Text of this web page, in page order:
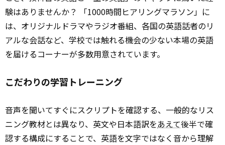
験はありませんか？ 「1000時間ヒアリングマラソン」に
は、オリジナルドラマやラジオ番組、各国の英語話者のリ
アルな会話など、学校では触れる機会の少ない本場の英語
を届けるコーナーが多数用意されています。
こだわりの学習トレーニング
音声を聞いてすぐにスクリプトを確認する、一般的なリス
ニング教材とは異なり、英文や日本語訳をあえて後半で確
認する構成にすることで、英語を文字ではなく音から理解